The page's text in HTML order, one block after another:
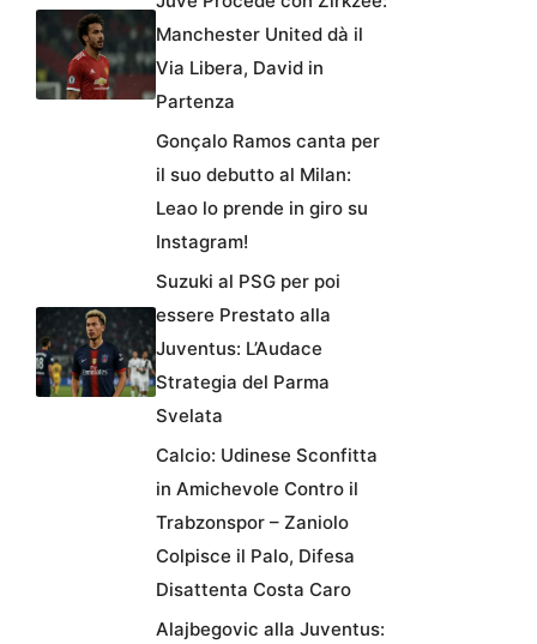
Manchester United dà il
Via Libera, David in
Partenza
Gonçalo Ramos canta per
il suo debutto al Milan:
Leao lo prende in giro su
Instagram!
Suzuki al PSG per poi
essere Prestato alla
Juventus: L’Audace
Strategia del Parma
Svelata
Calcio: Udinese Sconfitta
in Amichevole Contro il
Trabzonspor – Zaniolo
Colpisce il Palo, Difesa
Disattenta Costa Caro
Alajbegovic alla Juventus: